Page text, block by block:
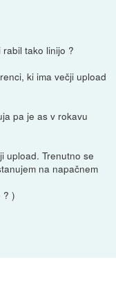
tako linijo ?
ki ima večji upload
pa je as v rokavu
upload. Trenutno se
na napačnem
? )